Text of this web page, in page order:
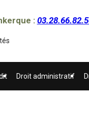
:
Droit administratif